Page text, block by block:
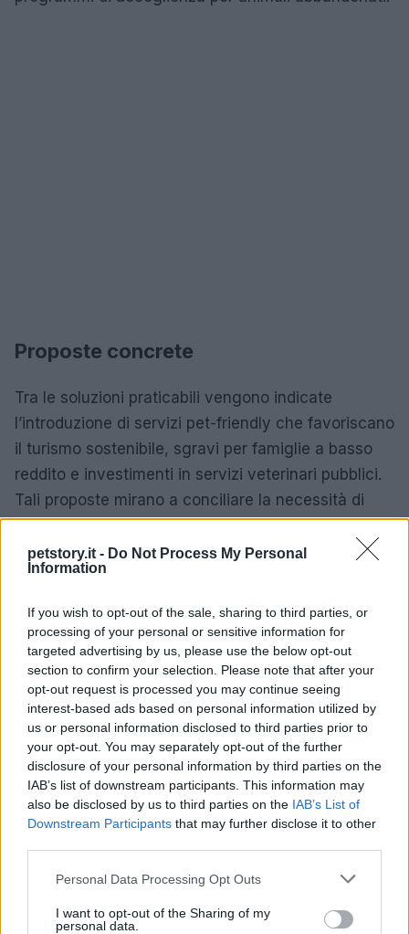
petstory.it - Do Not Process My Personal
Information
If you wish to opt-out of the sale, sharing to third parties, or
processing of your personal or sensitive information for
targeted advertising by us, please use the below opt-out
section to confirm your selection. Please note that after your
opt-out request is processed you may continue seeing
interest-based ads based on personal information utilized by
us or personal information disclosed to third parties prior to
your opt-out. You may separately opt-out of the further
disclosure of your personal information by third parties on the
IAB’s list of downstream participants. This information may
also be disclosed by us to third parties on the IAB’s List of
Downstream Participants that may further disclose it to other
Please note that this website/app uses one or more Google
not limited to your visit or usage behaviour. You may click to
Personal Data Processing Opt Outs
I want to opt-out of the Sharing of my
personal data.
Proposte concrete
Tra le soluzioni praticabili vengono indicate
l’introduzione di servizi pet-friendly che favoriscano
il turismo sostenibile, sgravi per famiglie a basso
reddito e investimenti in servizi veterinari pubblici.
Tali proposte mirano a conciliare la necessità di
entrate locali con la tutela del benessere animale e
la responsabilità sociale dei proprietari. L’obiettivo
dichiarato da chi avanza alternative è promuovere
animale ma lo valorizzino.
In chiusura, la vicenda mette in luce un nodo
cruciale tra autonomia locale e quadro normativo
nazionale: l’eventuale approvazione del
provvedimento provinciale a Bolzano potrebbe
innescare un confronto giuridico di ampia portata.
Per restare aggiornati sulle evoluzioni del caso e su
altre notizie in tema di natura e animali, è possibile
iscriversi alle newsletter delle associazioni
interessate.